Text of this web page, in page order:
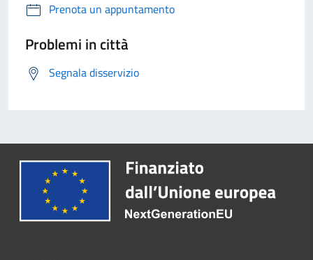
Prenota un appuntamento
Problemi in città
Segnala disservizio